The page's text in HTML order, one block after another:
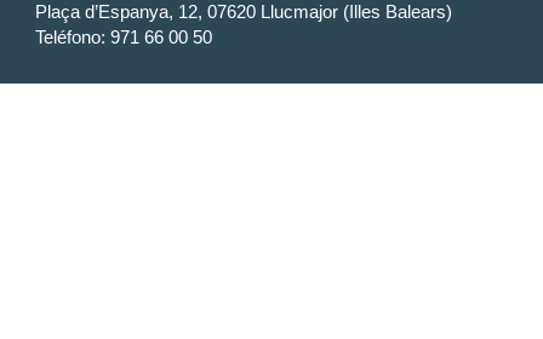
Plaça d’Espanya, 12, 07620 Llucmajor (Illes Balears)
Teléfono: 971 66 00 50